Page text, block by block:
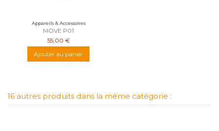
Appareils & Accessoires
MOVE P01
55,00 €
Ajouter au panier
16 autres produits dans la même catégorie :